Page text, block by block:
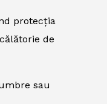
protecția
de
sau